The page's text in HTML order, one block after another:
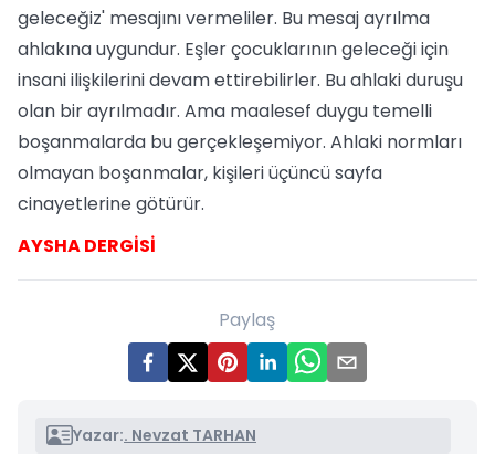
geleceğiz' mesajını vermeliler. Bu mesaj ayrılma
ahlakına uygundur. Eşler çocuk­larının geleceği için
insani ilişkilerini de­vam ettirebilirler. Bu ahlaki duruşu
olan bir ayrılmadır. Ama maalesef duygu te­melli
boşanmalarda bu gerçekleşemiyor. Ahlaki normları
olmayan boşanmalar, ki­şileri üçüncü sayfa
cinayetlerine götürür.
AYSHA DERGİSİ
Paylaş
Yazar:. Nevzat TARHAN